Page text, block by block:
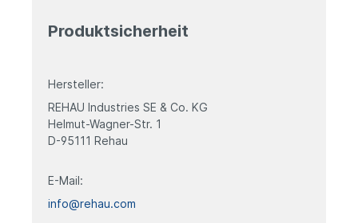
Produktsicherheit
Hersteller:
REHAU Industries SE & Co. KG
Helmut-Wagner-Str. 1
D-95111 Rehau
E-Mail:
info@rehau.com